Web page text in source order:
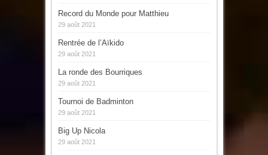
Record du Monde pour Matthieu
29 août 2021
Rentrée de l’Aïkido
29 août 2021
La ronde des Bourriques
29 août 2021
Tournoi de Badminton
29 août 2021
Big Up Nicola
29 août 2021